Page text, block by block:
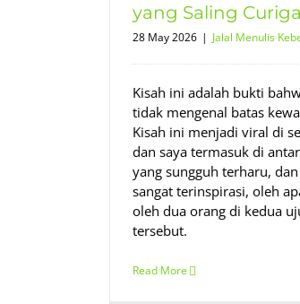
yang Saling Curiga
28 May 2026 | Jalal Menulis
Kisah ini adalah bukti
tidak mengenal batas
Kisah ini menjadi viral di
dan saya termasuk di
yang sungguh terharu,
sangat terinspirasi, oleh
oleh dua orang di kedua
tersebut.
Read More